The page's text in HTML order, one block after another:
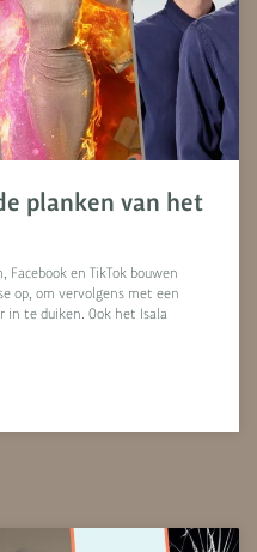
planken van het
en TikTok bouwen
op, om vervolgens met een
in te duiken. Ook het Isala